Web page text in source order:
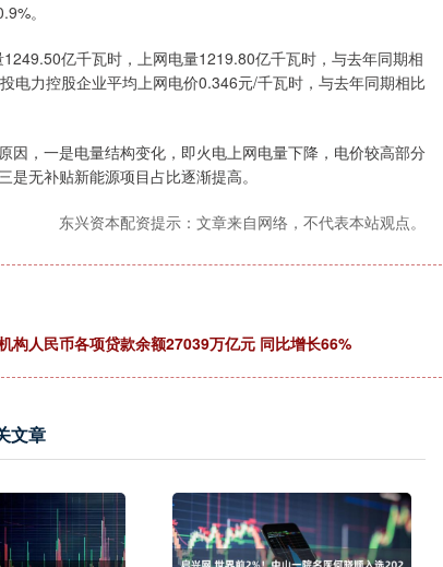
。
亿千瓦时，上网电量1219.80亿千瓦时，与去年同期相
电力控股企业平均上网电价0.346元/千瓦时，与去年同期相比
，一是电量结构变化，即火电上网电量下降，电价较高部分
无补贴新能源项目占比逐渐提高。
东兴资本配资提示：文章来自网络，不代表本站观点。
构人民币各项贷款余额27039万亿元 同比增长66%
文章